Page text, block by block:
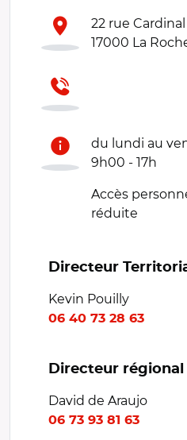
22 rue Cardinal
17000 La
du lundi au
9h00 - 17h
Accès
réduite
Directeur
Kevin Pouilly
06 40 73 28 63
Directeur
David de Araujo
06 73 93 81 63